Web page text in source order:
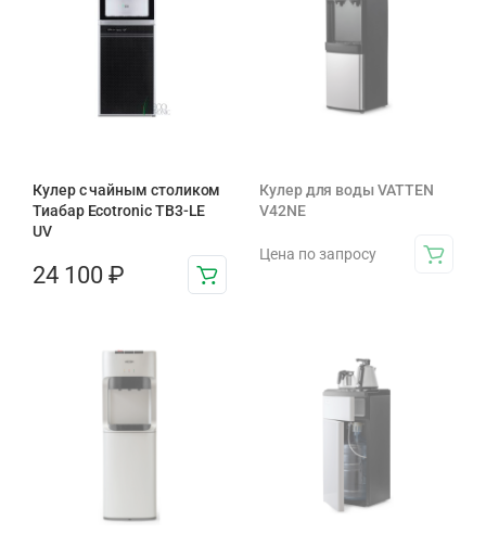
Кулер с чайным столиком
Тиабар Ecotronic TB3-LE
UV
24 100 ₽
Кулер для воды VATTEN
V42NE
Цена по запросу